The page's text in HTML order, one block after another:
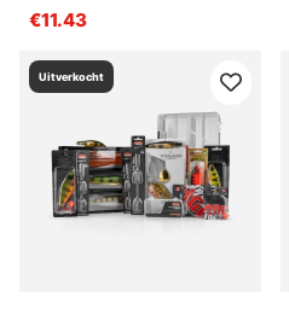
€11.43
Uitverkocht